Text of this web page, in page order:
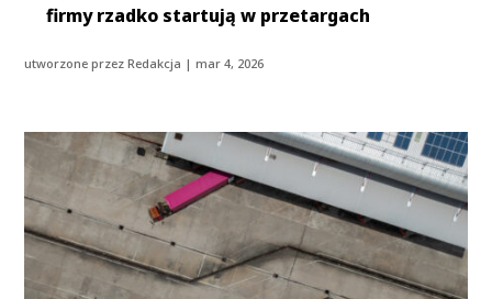
firmy rzadko startują w przetargach
utworzone przezRedakcja |mar 4, 2026